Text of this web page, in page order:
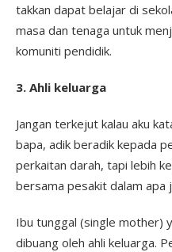
takkan dapat belajar di
masa dan tenaga untuk
komuniti pendidik.
3. Ahli keluarga
Jangan terkejut kalau aku
bapa, adik beradik kepada
perkaitan darah, tapi lebih
bersama pesakit dalam apa
Ibu tunggal (single mother)
dibuang oleh ahli keluarga.